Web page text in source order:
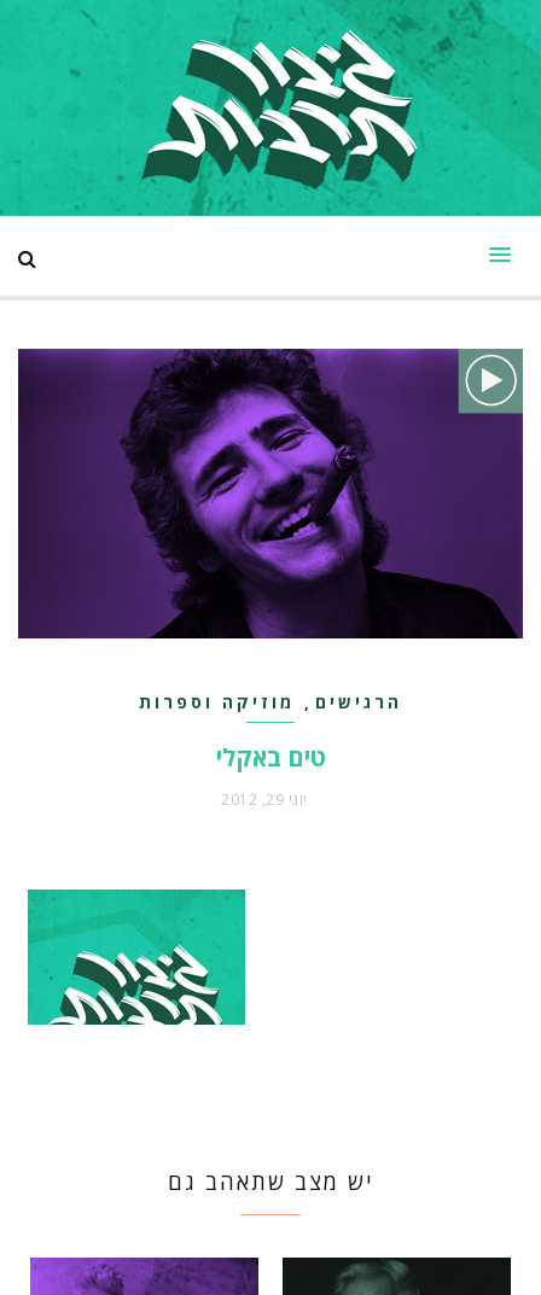
הרגישים , מוזיקה וספרות
טים באקלי
יוני 29, 2012
יש מצב שתאהב גם